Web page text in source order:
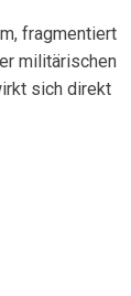
fragmentiert
militärischen
sich direkt